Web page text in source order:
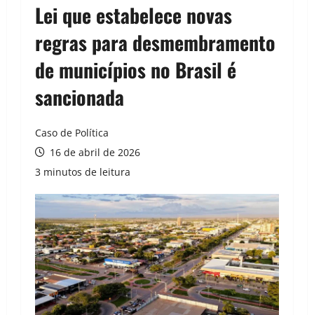
Lei que estabelece novas
regras para desmembramento
de municípios no Brasil é
sancionada
Caso de Política
16 de abril de 2026
3 minutos de leitura